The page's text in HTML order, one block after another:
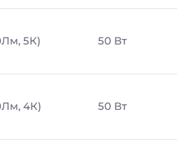
5К) 50 Вт
4К) 50 Вт